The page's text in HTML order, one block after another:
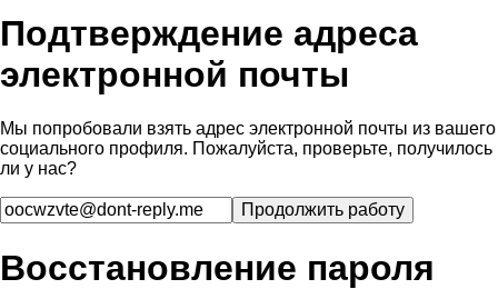
Подтверждение адреса
электронной почты
Мы попробовали взять адрес электронной почты из вашего
социального профиля. Пожалуйста, проверьте, получилось
ли у нас?
Восстановление пароля